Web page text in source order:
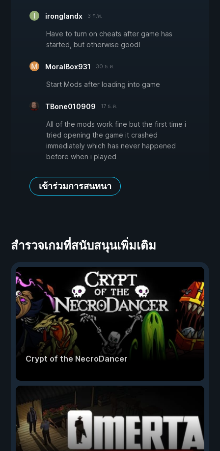
ironglandx 3 ก.พ.
Have to turn on cheats after game has
started, but otherwise good!
MoralBox931 30 ธ.ค.
Start Mods after loading into game
TBone010909 17 ธ.ค.
All of the mods work fine but the first time i
tried opening the game it crashed
immediately which has never happened
before when i played
เข้าร่วมการสนทนา
สำรวจเกมที่สนับสนุนเพิ่มเติม
Crypt of the NecroDancer